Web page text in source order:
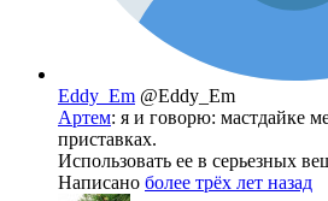
Eddy_Em @Eddy_Em
Артем: я и говорю: мастдайке
приставках.
Использовать ее в серьезных
Написано более трёх лет назад